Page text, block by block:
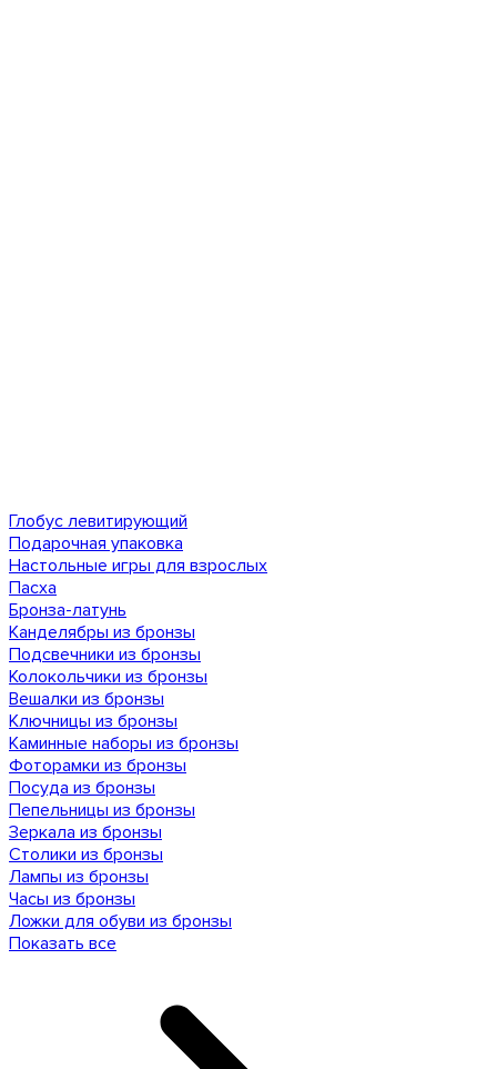
Глобус левитирующий
Подарочная упаковка
Настольные игры для взрослых
Пасха
Бронза-латунь
Канделябры из бронзы
Подсвечники из бронзы
Колокольчики из бронзы
Вешалки из бронзы
Ключницы из бронзы
Каминные наборы из бронзы
Фоторамки из бронзы
Посуда из бронзы
Пепельницы из бронзы
Зеркала из бронзы
Столики из бронзы
Лампы из бронзы
Часы из бронзы
Ложки для обуви из бронзы
Показать все